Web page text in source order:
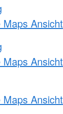
Ansicht
Ansicht
Ansicht